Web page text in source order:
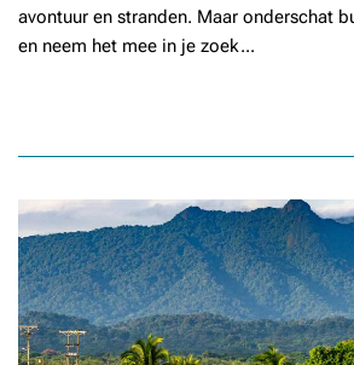
avontuur en stranden. Maar onderschat
en neem het mee in je zoek...